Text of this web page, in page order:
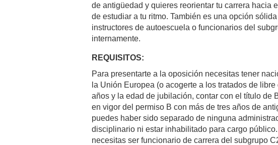
de antigüedad y quieres reorientar tu carrera hacia
de estudiar a tu ritmo. También es una opción
instructores de autoescuela o funcionarios del
internamente.
REQUISITOS:
Para presentarte a la oposición necesitas tener
la Unión Europea (o acogerte a los tratados de
años y la edad de jubilación, contar con el título de
en vigor del permiso B con más de tres años de
puedes haber sido separado de ninguna
disciplinario ni estar inhabilitado para cargo
necesitas ser funcionario de carrera del subgrupo